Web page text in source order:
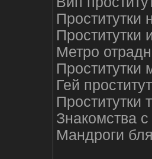
Проститутки
Проститутки
Метро
Проститутки
Гей
Проститутки
Знакомства
Мандроги